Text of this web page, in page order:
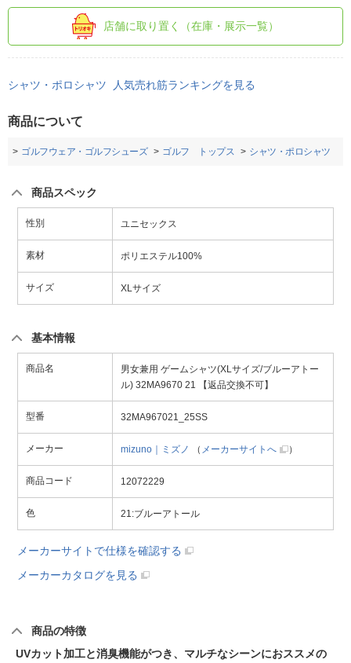
店舗に取り置く（在庫・展示一覧）
シャツ・ポロシャツ 人気売れ筋ランキングを見る
商品について
ゴルフウェア・ゴルフシューズ ゴルフ トップス シャツ・ポロシャツ
商品スペック
性別 ユニセックス
素材 ポリエステル100%
サイズ XLサイズ
基本情報
商品名
男女兼用 ゲームシャツ(XLサイズ/ブルーアトー
ル) 32MA9670 21 【返品交換不可】
型番 32MA967021_25SS
メーカー mizuno｜ミズノ （ メーカーサイトへ ）
商品コード 12072229
色 21:ブルーアトール
メーカーサイトで仕様を確認する
メーカーカタログを見る
商品の特徴
UVカット加工と消臭機能がつき、マルチなシーンにおススメの